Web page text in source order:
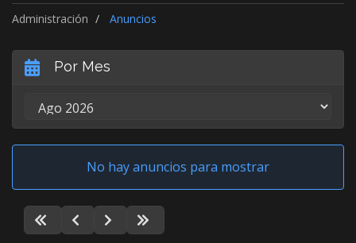
Administración Anuncios
Por Mes
No hay anuncios para mostrar